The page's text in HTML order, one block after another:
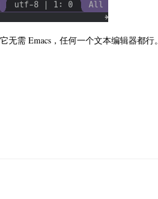
需 Emacs，任何一个文本编辑器都行。